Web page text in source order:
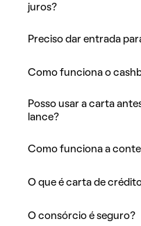
juros?
Preciso dar entrada
Como funciona o
Posso usar a carta
lance?
Como funciona a
O que é carta de
O consórcio é seguro?